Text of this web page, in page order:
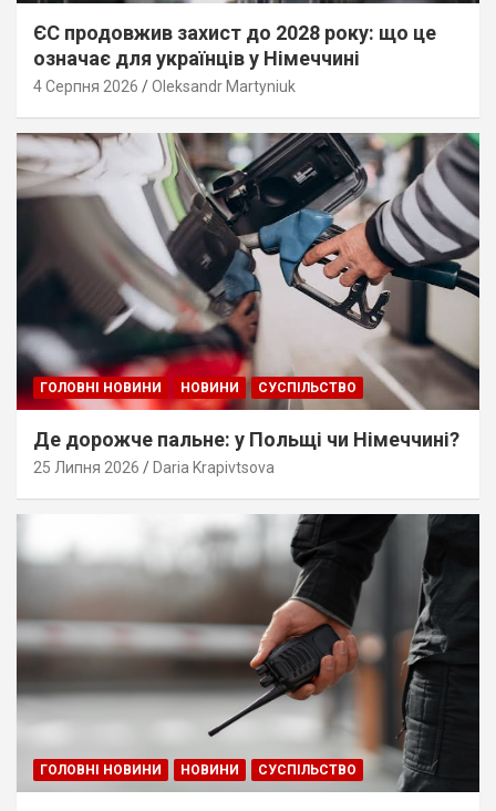
ЄС продовжив захист до 2028 року: що це
означає для українців у Німеччині
4 Серпня 2026 Oleksandr Martyniuk
ГОЛОВНІ НОВИНИ НОВИНИ СУСПІЛЬСТВО
Де дорожче пальне: у Польщі чи Німеччині?
25 Липня 2026 Daria Krapivtsova
ГОЛОВНІ НОВИНИ НОВИНИ СУСПІЛЬСТВО